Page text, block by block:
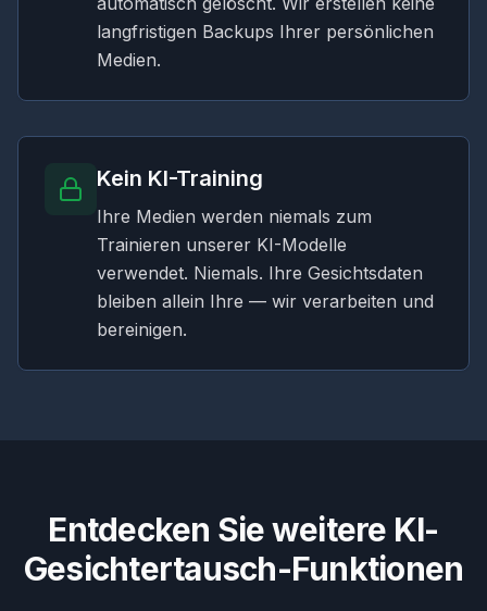
langfristigen Backups Ihrer persönlichen
Medien.
Kein KI-Training
Ihre Medien werden niemals zum
Trainieren unserer KI-Modelle
verwendet. Niemals. Ihre Gesichtsdaten
bleiben allein Ihre — wir verarbeiten und
bereinigen.
Entdecken Sie weitere KI-
Gesichtertausch-Funktionen